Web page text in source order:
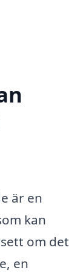
är en
kan
om det
en